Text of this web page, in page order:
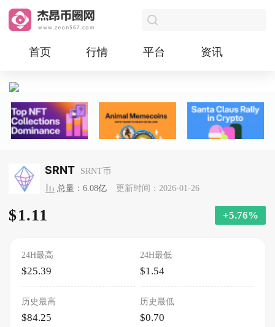
首页 行情 平台 资讯
SRNT
SRNT币
总量：6.08亿
更新时间：2026-01-26
$1.11 +5.76%
24H最高
$25.39
24H最低
$1.54
历史最高
$84.25
历史最低
$0.70